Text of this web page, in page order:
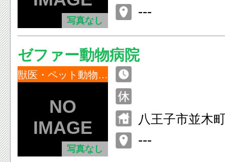
写真なし
---
ゼファー動物病院
獣医・ペット動物病院
写真なし
八王子市並木
---